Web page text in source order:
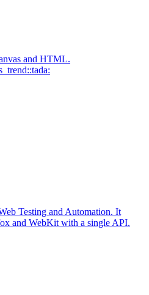
and HTML.
Testing and Automation. It
and WebKit with a single API.